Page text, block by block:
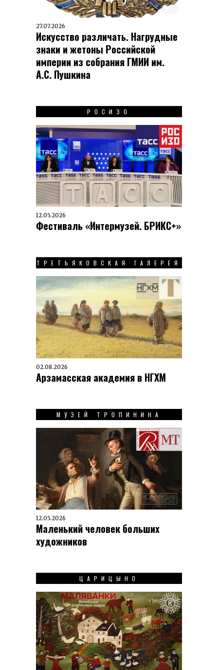
27.07.2026
Искусство различать. Нагрудные
знаки и жетоны Российской
империи из собрания ГМИИ им.
А.С. Пушкина
РОСИЗО
12.05.2026
Фестиваль «Интермузей. БРИКС+»
ТРЕТЬЯКОВСКАЯ ГАЛЕРЕЯ
02.08.2026
Арзамасская академия в НГХМ
МУЗЕЙ ТРОПИНИНА
12.05.2026
Маленький человек больших
художников
ЦАРИЦЫНО